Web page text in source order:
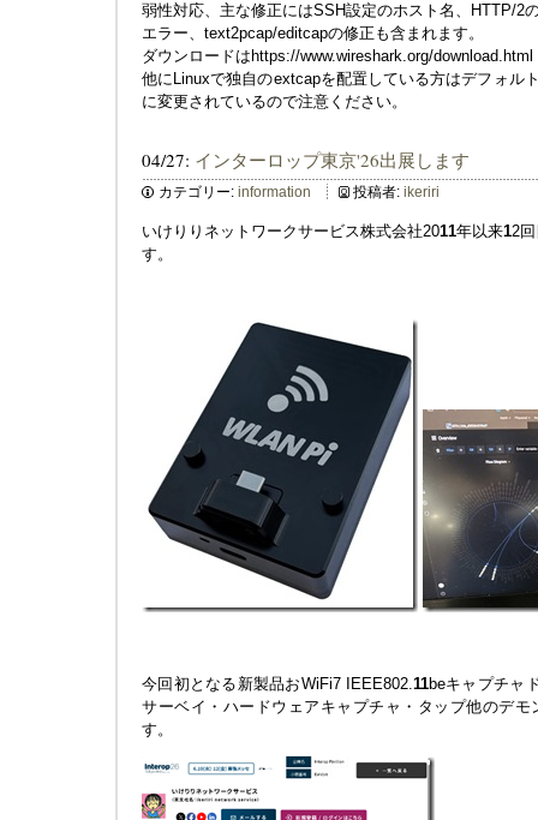
弱性対応、主な修正にはSSH設定のホスト名、HTTP/2
エラー、text2pcap/editcapの修正も含まれます。
ダウンロードはhttps://www.wireshark.org/download.html
他にLinuxで独自のextcapを配置している方はデフォル
に変更されているので注意ください。
04/27: インターロップ東京'26出展します
カテゴリー: information 投稿者: ikeriri
いけりりネットワークサービス株式会社2011年以来12
す。
今回初となる新製品おWiFi7 IEEE802.11beキャプチャ
サーベイ・ハードウェアキャプチャ・タップ他のデ
す。